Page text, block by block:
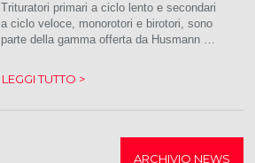
Trituratori primari a ciclo lento e secondari
a ciclo veloce, monorotori e birotori, sono
parte della gamma offerta da Husmann …
LEGGI TUTTO >
ARCHIVIO NEWS